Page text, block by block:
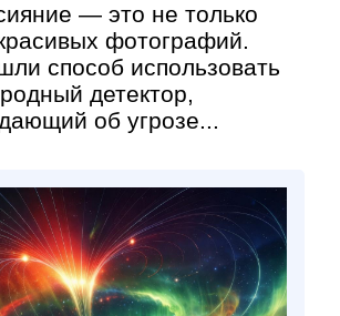
— это не только
фотографий.
способ использовать
детектор,
об угрозе...